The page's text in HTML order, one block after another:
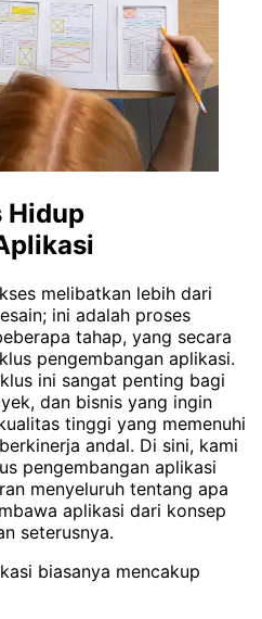
Hidup
melibatkan lebih dari
ini adalah proses
tahap, yang secara
pengembangan aplikasi.
ini sangat penting bagi
dan bisnis yang ingin
tinggi yang memenuhi
andal. Di sini, kami
pengembangan aplikasi
menyeluruh tentang apa
aplikasi dari konsep
seterusnya.
biasanya mencakup